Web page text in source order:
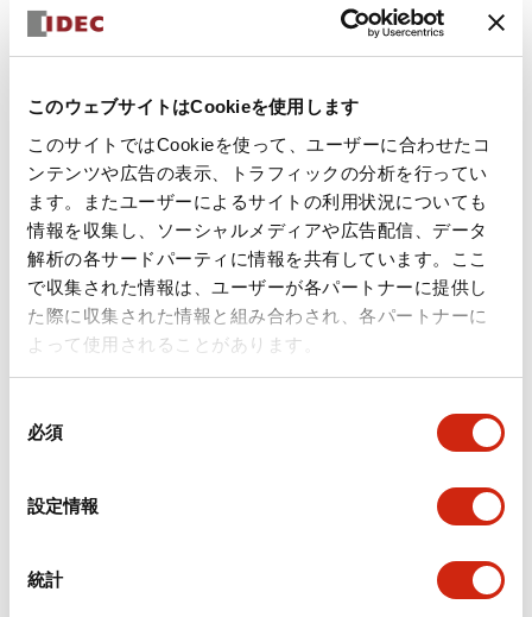
このウェブサイトはCookieを使用します
このサイトではCookieを使って、ユーザーに合わせたコ
ンテンツや広告の表示、トラフィックの分析を行ってい
ます。またユーザーによるサイトの利用状況についても
情報を収集し、ソーシャルメディアや広告配信、データ
解析の各サードパーティに情報を共有しています。ここ
で収集された情報は、ユーザーが各パートナーに提供し
た際に収集された情報と組み合わされ、各パートナーに
よって使用されることがあります。
必須
設定情報
統計
仕様 すべて展開 +
環境仕様
機能仕様
機械的仕様
取付設置仕様
カタログ